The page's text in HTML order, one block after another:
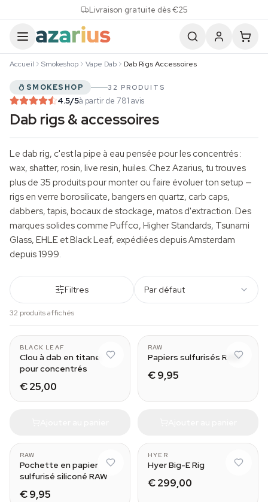
Livraison gratuite dès €25
Accueil Smokeshop Vape Dab Dab Rigs Accessoires
SMOKESHOP 32 PRODUITS
4.5/5à partir de 781 avis
Dab rigs & accessoires
Le dab rig, c'est la pipe à eau pensée pour les concentrés :
wax, shatter, rosin, live resin, huiles. Chez Azarius, tu trouves
plus de 35 produits pour monter ou faire évoluer ton setup —
rigs en verre borosilicate, bangers en quartz, carb caps,
dabbers, tapis, bocaux de stockage, matos d'extraction. Des
marques solides comme Puffco, Higher Standards, Tsunami
Glass, EHLE et Black Leaf, expédiées depuis Amsterdam
depuis 1999.
Filtres Par défaut
32 produits affichés
BLACK LEAF
Clou à dab en titane
pour concentrés
€ 25,00
RAW
Papiers sulfurisés RAW
€ 9,95
RAW
Pochette en papier
sulfurisé siliconé RAW
€ 9,95
HYER
Hyer Big-E Rig
€ 299,00